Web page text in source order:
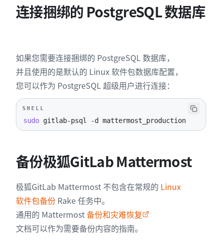
连接捆绑的 PostgreSQL 数据库
如果您需要连接捆绑的 PostgreSQL 数据库，
并且使用的是默认的 Linux 软件包数据库配置，
您可以作为 PostgreSQL 超级用户进行连接：
SHELL
sudo gitlab-psql -d mattermost_production
备份极狐GitLab Mattermost
极狐GitLab Mattermost 不包含在常规的 Linux
软件包备份 Rake 任务中。
通用的 Mattermost备份和灾难恢复
文档可以作为需要备份内容的指南。